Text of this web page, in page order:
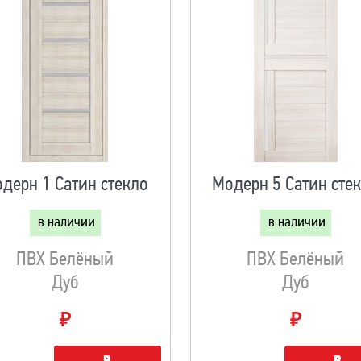
1 Сатин стекло
в наличии
ПВХ Белёный
Дуб
₽
Модерн 5 Сатин
в наличии
ПВХ Белёный
Дуб
₽